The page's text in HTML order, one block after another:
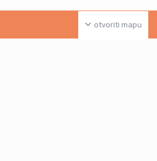
otvoriti mapu